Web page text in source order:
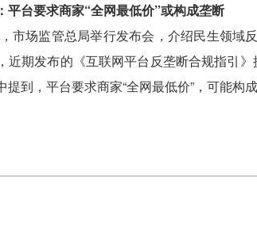
平台要求商家“全网最低价”或构成垄断
市场监管总局举行发布会，介绍民生领域
近期发布的《互联网平台反垄断合规指引
提到，平台要求商家“全网最低价”，可能构